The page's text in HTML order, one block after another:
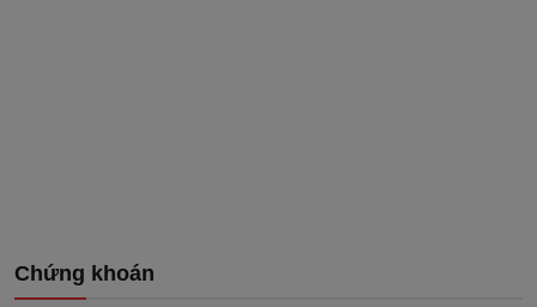
Chứng khoán